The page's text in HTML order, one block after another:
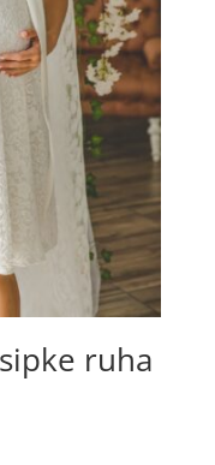
ruha